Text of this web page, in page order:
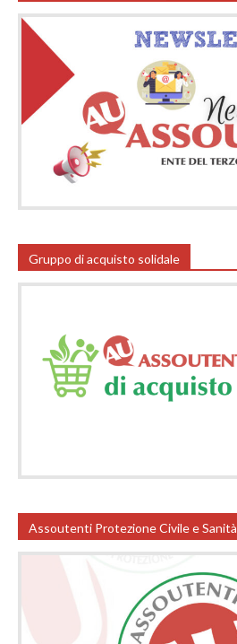
Gruppo di acquisto solidale
Assoutenti Protezione Civile e Sanità